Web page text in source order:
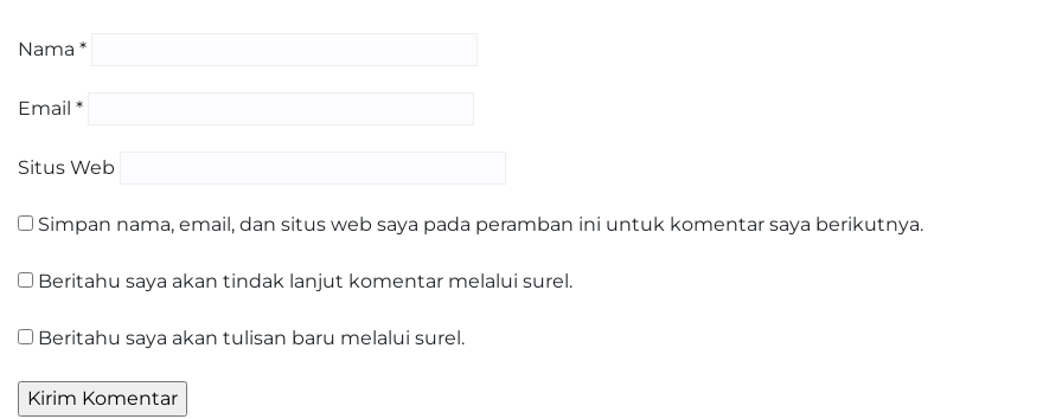
Nama *
Email *
Situs Web
Simpan nama, email, dan situs web saya pada peramban ini untuk komentar saya berikutnya.
Beritahu saya akan tindak lanjut komentar melalui surel.
Beritahu saya akan tulisan baru melalui surel.